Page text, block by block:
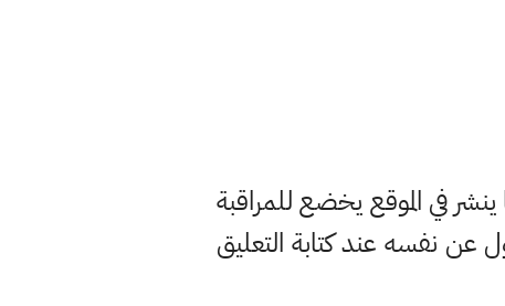
في الموقع يخضع للمراقبة
نفسه عند كتابة التعليق